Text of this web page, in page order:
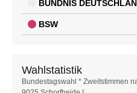
BÜNDNIS
BSW
Wahlstatistik
Wahlstatistik
Bundestagswahl * Zweitstimmen